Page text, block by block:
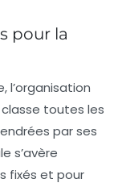
pour la
l’organisation
toutes les
par ses
s’avère
fixés et pour